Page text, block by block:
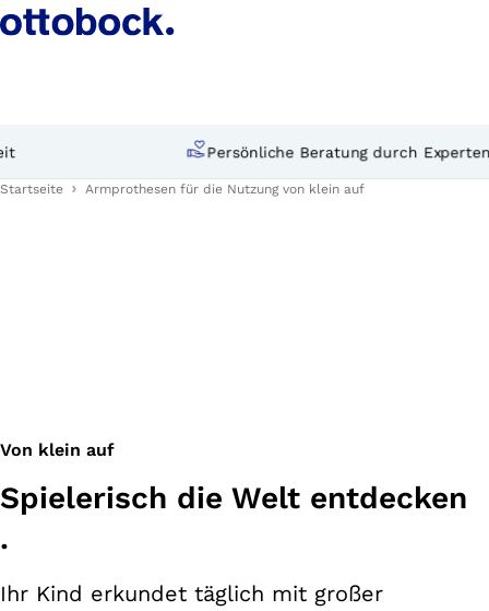
Persönliche Beratung durch Experten
Startseite Armprothesen für die Nutzung von klein auf
Von klein auf
Spielerisch die Welt entdecken​
.
Ihr Kind erkundet täglich mit großer